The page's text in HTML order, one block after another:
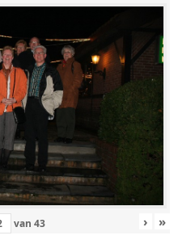
van 43 › »